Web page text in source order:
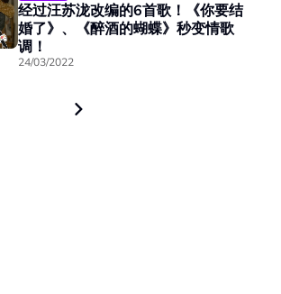
经过汪苏泷改编的6首歌！《你要结
婚了》、《醉酒的蝴蝶》秒变情歌
调！
24/03/2022